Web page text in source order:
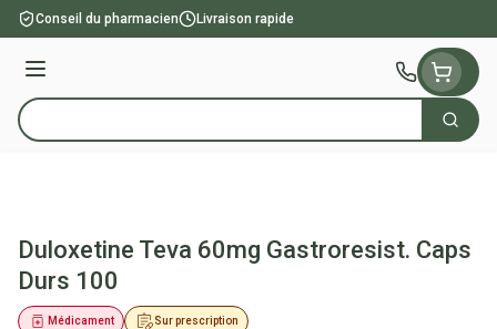
Aller au contenu
Conseil du pharmacien Livraison rapide
Menu
Rechercher
Duloxetine Teva 60mg Gastroresist. Caps
Durs 100
Sur prescription
Médicament